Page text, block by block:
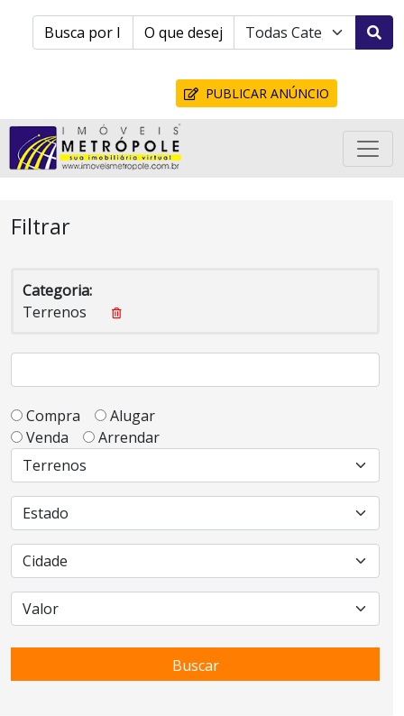
PUBLICAR ANÚNCIO
Filtrar
Categoria:
Terrenos
Compra
Alugar
Venda
Arrendar
Buscar